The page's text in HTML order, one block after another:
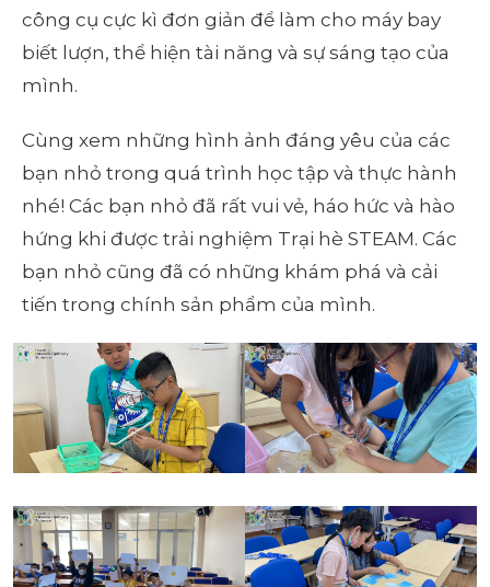
công cụ cực kì đơn giản để làm cho máy bay
biết lượn, thể hiện tài năng và sự sáng tạo của
mình.
Cùng xem những hình ảnh đáng yêu của các
bạn nhỏ trong quá trình học tập và thực hành
nhé! Các bạn nhỏ đã rất vui vẻ, háo hức và hào
hứng khi được trải nghiệm Trại hè STEAM. Các
bạn nhỏ cũng đã có những khám phá và cải
tiến trong chính sản phẩm của mình.